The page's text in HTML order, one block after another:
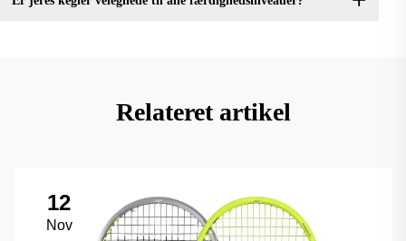
Relateret artikel
12
Nov